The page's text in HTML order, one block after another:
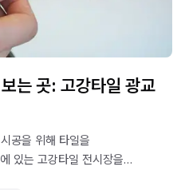
는 곳: 고강타일 광교
공을 위해 타일을
있는 고강타일 전시장을